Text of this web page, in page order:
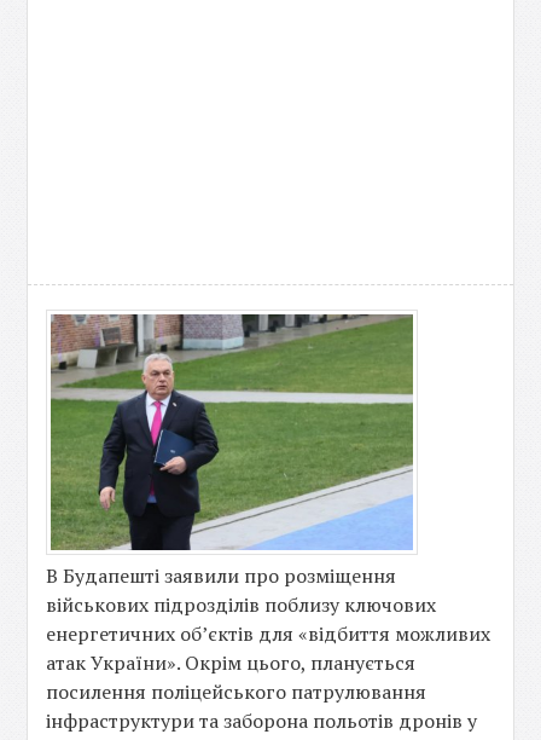
В Будапешті заявили про розміщення
військових підрозділів поблизу ключових
енергетичних об’єктів для «відбиття можливих
атак України». Окрім цього, планується
посилення поліцейського патрулювання
інфраструктури та заборона польотів дронів у